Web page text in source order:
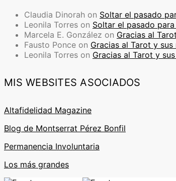
Claudia Dinorah on Soltar el pasado
Leonila Torres on Soltar el pasado
Marcela E. González on Gracias al
Fausto Ponce on Gracias al Tarot y
Leonila Torres on Gracias al Tarot y
MIS WEBSITES ASOCIADOS
Altafidelidad Magazine
Blog de Montserrat Pérez Bonfil
Permanencia Involuntaria
Los más grandes